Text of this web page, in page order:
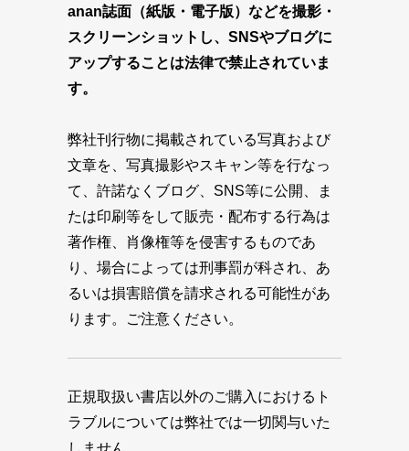
anan誌面（紙版・電子版）などを撮影・
スクリーンショットし、SNSやブログに
アップすることは法律で禁止されていま
す。
弊社刊行物に掲載されている写真および
文章を、写真撮影やスキャン等を行なっ
て、許諾なくブログ、SNS等に公開、ま
たは印刷等をして販売・配布する行為は
著作権、肖像権等を侵害するものであ
り、場合によっては刑事罰が科され、あ
るいは損害賠償を請求される可能性があ
ります。ご注意ください。
正規取扱い書店以外のご購入におけるト
ラブルについては弊社では一切関与いた
しません。